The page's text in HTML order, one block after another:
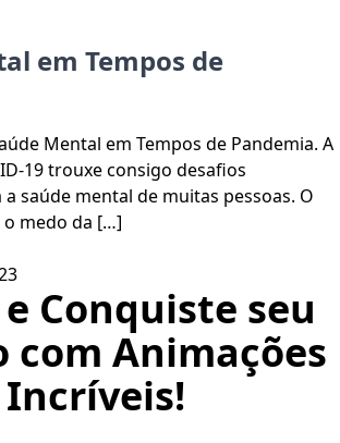
em Tempos de
Mental em Tempos de Pandemia. A
19 trouxe consigo desafios
saúde mental de muitas pessoas. O
o medo da […]
Conquiste seu
com Animações
Incríveis!